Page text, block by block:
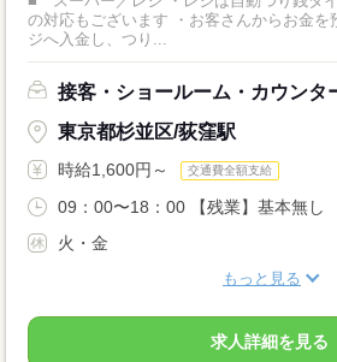
の対応もございます ・お客さんからお金
ジへ入金し、つり...
接客・ショールーム・カウンタ
東京都杉並区/荻窪駅
時給1,600円～ 交通費全額支給
09：00〜18：00 【残業】基本無し
火・金
もっと見る
求人詳細を見る